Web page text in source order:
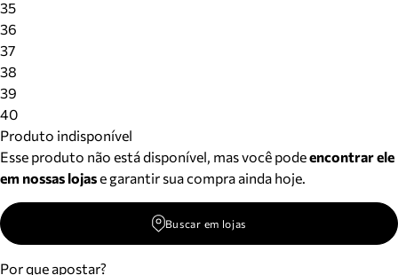
35
36
37
38
39
40
Produto indisponível
Esse produto não está disponível, mas você podeencontrar ele
em nossas lojase garantir sua compra ainda hoje.
Buscar em lojas
Por que apostar?